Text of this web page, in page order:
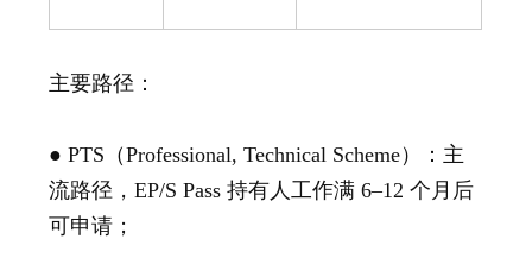
主要路径：
●PTS （Professional, Technical Scheme）：主
流路径，EP/S Pass 持有人工作满 6–12 个月后
可申请；